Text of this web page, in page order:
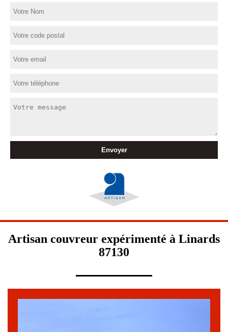
Artisan couvreur expérimenté à Linards
87130